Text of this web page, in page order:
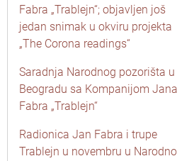
Fabra „Trablejn“; objavljen još
jedan snimak u okviru projekta
„The Corona readings“
Saradnja Narodnog pozorišta u
Beogradu sa Kompanijom Jana
Fabra „Trablejn“
Radionica Jan Fabra i trupe
Trablejn u novembru u